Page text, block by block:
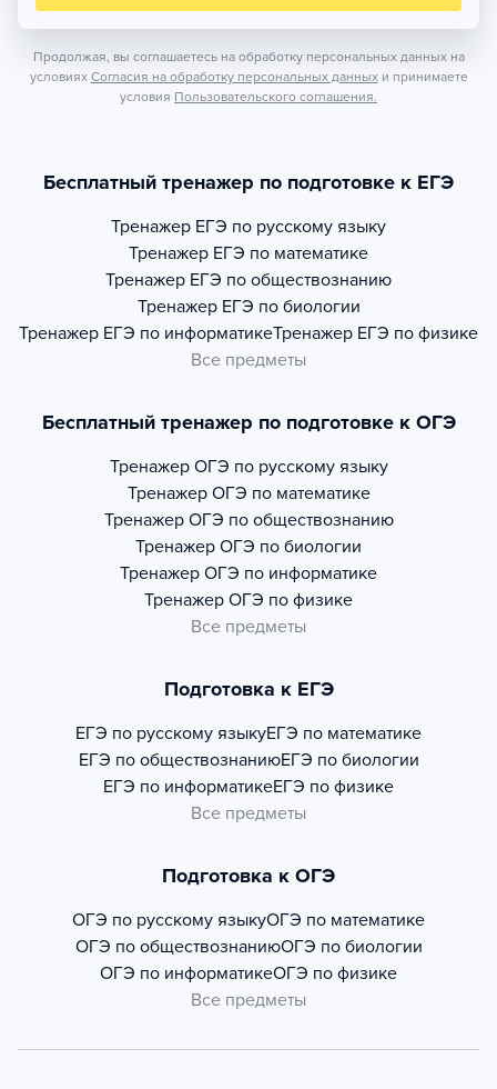
Продолжая, вы соглашаетесь на обработку персональных данных на
условиях Согласия на обработку персональных данных и принимаете
условия Пользовательского соглашения.
Бесплатный тренажер по подготовке к ЕГЭ
Тренажер ЕГЭ по русскому языку
Тренажер ЕГЭ по математике
Тренажер ЕГЭ по обществознанию
Тренажер ЕГЭ по биологии
Тренажер ЕГЭ по информатикеТренажер ЕГЭ по физике
Все предметы
Бесплатный тренажер по подготовке к ОГЭ
Тренажер ОГЭ по русскому языку
Тренажер ОГЭ по математике
Тренажер ОГЭ по обществознанию
Тренажер ОГЭ по биологии
Тренажер ОГЭ по информатике
Тренажер ОГЭ по физике
Все предметы
Подготовка к ЕГЭ
ЕГЭ по русскому языкуЕГЭ по математике
ЕГЭ по обществознаниюЕГЭ по биологии
ЕГЭ по информатикеЕГЭ по физике
Все предметы
Подготовка к ОГЭ
ОГЭ по русскому языкуОГЭ по математике
ОГЭ по обществознаниюОГЭ по биологии
ОГЭ по информатикеОГЭ по физике
Все предметы